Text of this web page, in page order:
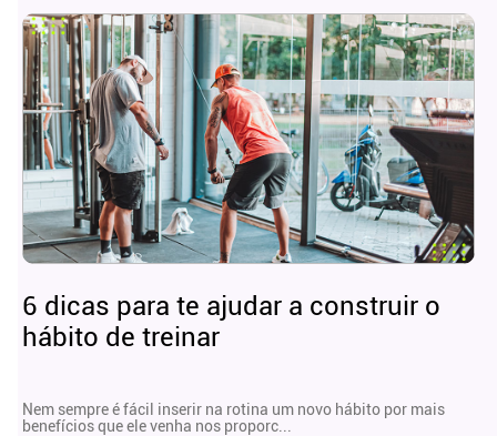
6 dicas para te ajudar a construir o
hábito de treinar
Nem sempre é fácil inserir na rotina um novo hábito por mais
benefícios que ele venha nos proporc...